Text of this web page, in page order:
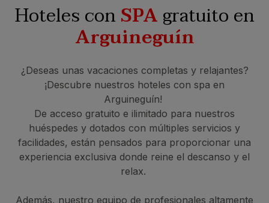
Hoteles conSPAgratuito en
Arguineguín
¿Deseas unas vacaciones completas y relajantes?
¡Descubre nuestros hoteles con spa en
Arguineguín!
De acceso gratuito e ilimitado para nuestros
huéspedes y dotados con múltiples servicios y
facilidades, están pensados para proporcionar una
experiencia exclusiva donde reine el descanso y el
relax.
Además, nuestro equipo de profesionales altamente